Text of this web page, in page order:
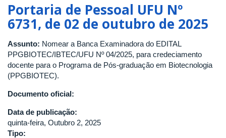
Portaria de Pessoal UFU Nº
6731, de 02 de outubro de 2025
Assunto: Nomear a Banca Examinadora do EDITAL
PPGBIOTEC/IBTEC/UFU Nº 04/2025, para credeciamento
docente para o Programa de Pós-graduação em Biotecnologia
(PPGBIOTEC).
Documento oficial:
Data de publicação:
quinta-feira, Outubro 2, 2025
Tipo: